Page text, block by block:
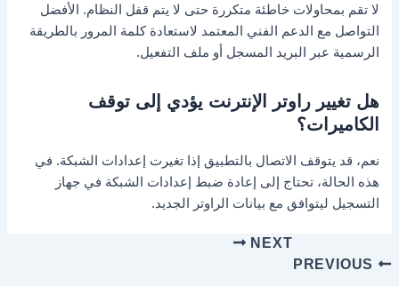
لا تقم بمحاولات خاطئة متكررة حتى لا يتم قفل النظام. الأفضل
التواصل مع الدعم الفني المعتمد لاستعادة كلمة المرور بالطريقة
الرسمية عبر البريد المسجل أو ملف التفعيل.
هل تغيير راوتر الإنترنت يؤدي إلى توقف
الكاميرات؟
نعم، قد يتوقف الاتصال بالتطبيق إذا تغيرت إعدادات الشبكة. في
هذه الحالة، تحتاج إلى إعادة ضبط إعدادات الشبكة في جهاز
التسجيل ليتوافق مع بيانات الراوتر الجديد.
NEXT